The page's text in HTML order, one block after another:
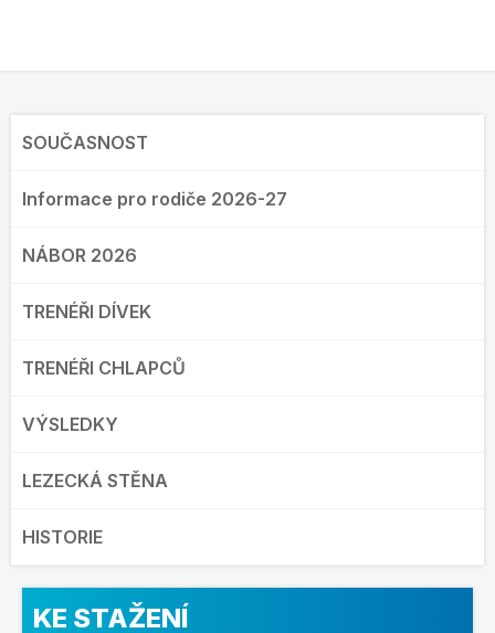
SOUČASNOST
Informace pro rodiče 2026-27
NÁBOR 2026
TRENÉŘI DÍVEK
TRENÉŘI CHLAPCŮ
VÝSLEDKY
LEZECKÁ STĚNA
HISTORIE
KE STAŽENÍ